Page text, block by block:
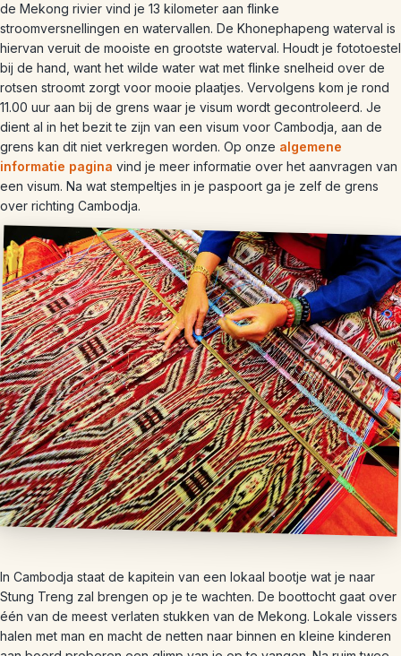
de Mekong rivier vind je 13 kilometer aan flinke
stroomversnellingen en watervallen. De Khonephapeng waterval is
hiervan veruit de mooiste en grootste waterval. Houdt je fototoestel
bij de hand, want het wilde water wat met flinke snelheid over de
rotsen stroomt zorgt voor mooie plaatjes. Vervolgens kom je rond
11.00 uur aan bij de grens waar je visum wordt gecontroleerd. Je
dient al in het bezit te zijn van een visum voor Cambodja, aan de
grens kan dit niet verkregen worden. Op onze algemene
informatie pagina vind je meer informatie over het aanvragen van
een visum. Na wat stempeltjes in je paspoort ga je zelf de grens
over richting Cambodja.
In Cambodja staat de kapitein van een lokaal bootje wat je naar
Stung Treng zal brengen op je te wachten. De boottocht gaat over
één van de meest verlaten stukken van de Mekong. Lokale vissers
halen met man en macht de netten naar binnen en kleine kinderen